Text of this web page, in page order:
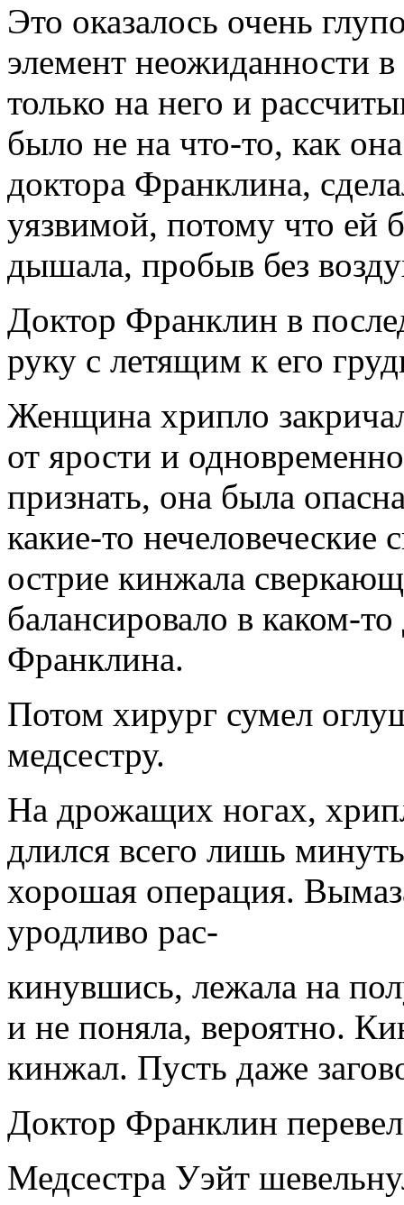
Это оказалось очень
элемент неожиданности
только на него и
было не на что-то, как
доктора Франклина,
уязвимой, потому что ей
дышала, пробыв без
Доктор Франклин в
руку с летящим к его
Женщина хрипло
от ярости и
признать, она была
какие-то
острие кинжала
балансировало в каком-
Франклина.
Потом хирург сумел
медсестру.
На дрожащих ногах,
длился всего лишь
хорошая операция.
уродливо рас-
кинувшись, лежала на
и не поняла, вероятно.
кинжал. Пусть даже
Доктор Франклин
Медсестра Уэйт